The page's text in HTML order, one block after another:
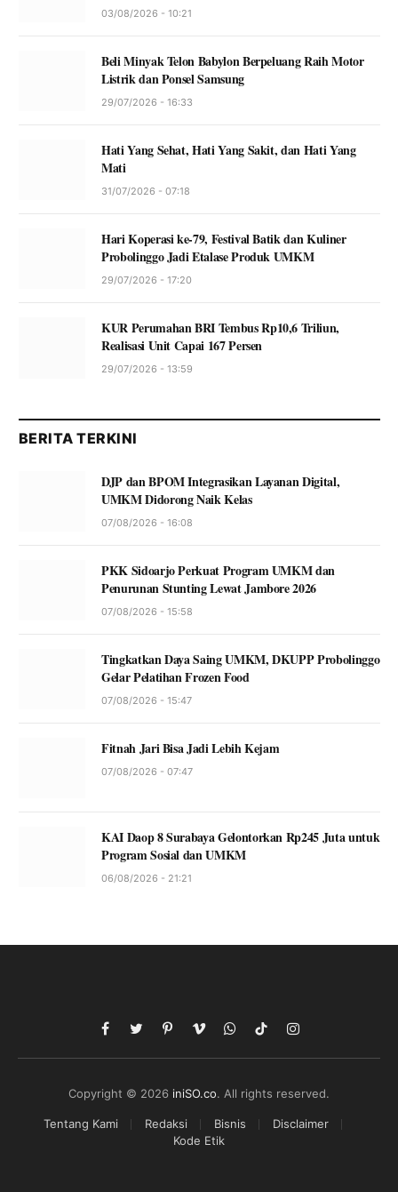
03/08/2026 - 10:21
Beli Minyak Telon Babylon Berpeluang Raih Motor
Listrik dan Ponsel Samsung
29/07/2026 - 16:33
Hati Yang Sehat, Hati Yang Sakit, dan Hati Yang
Mati
31/07/2026 - 07:18
Hari Koperasi ke-79, Festival Batik dan Kuliner
Probolinggo Jadi Etalase Produk UMKM
29/07/2026 - 17:20
KUR Perumahan BRI Tembus Rp10,6 Triliun,
Realisasi Unit Capai 167 Persen
29/07/2026 - 13:59
BERITA TERKINI
DJP dan BPOM Integrasikan Layanan Digital,
UMKM Didorong Naik Kelas
07/08/2026 - 16:08
PKK Sidoarjo Perkuat Program UMKM dan
Penurunan Stunting Lewat Jambore 2026
07/08/2026 - 15:58
Tingkatkan Daya Saing UMKM, DKUPP Probolinggo
Gelar Pelatihan Frozen Food
07/08/2026 - 15:47
Fitnah Jari Bisa Jadi Lebih Kejam
07/08/2026 - 07:47
KAI Daop 8 Surabaya Gelontorkan Rp245 Juta untuk
Program Sosial dan UMKM
06/08/2026 - 21:21
Facebook
TwitterPinterestVimeoWhatsApp
TikTokInstagram
Copyright © 2026 iniSO.co. All rights reserved.
Tentang Kami Redaksi Bisnis
Disclaimer
Kode Etik